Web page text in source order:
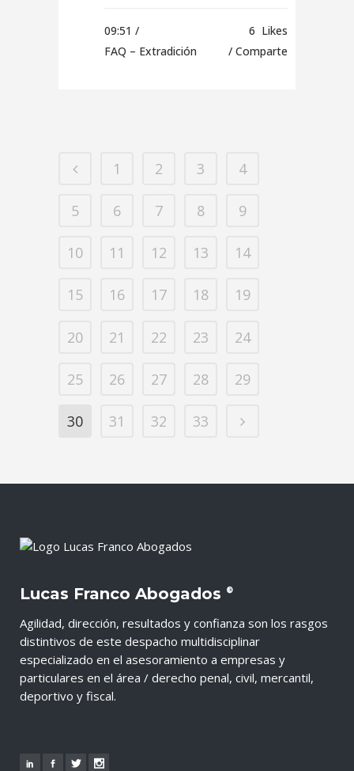
09:51 /
FAQ – Extradición
6 Likes
Comparte
1 2 3 4
5 6 7 8 9
10 11 12 13 14
15 16 17 18 19
20 21 22 23 24
25 26 27 28 29
30 31 32 33
Lucas Franco Abogados ®
Agilidad, dirección, resultados y confianza son los rasgos
distintivos de este despacho multidisciplinar
especializado en el asesoramiento a empresas y
particulares en el área / derecho penal, civil, mercantil,
deportivo y fiscal.